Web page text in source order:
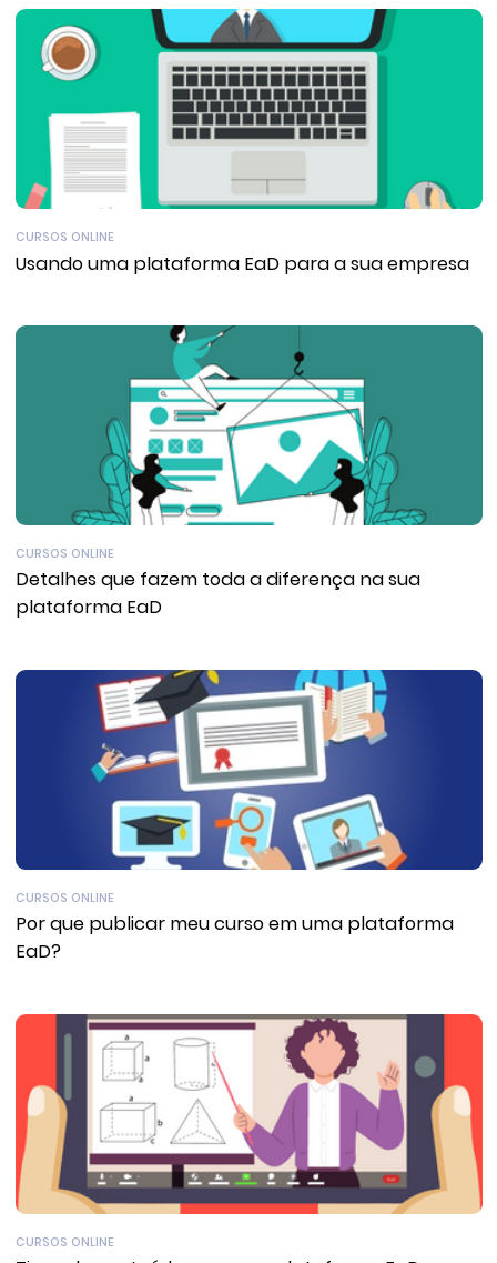
CURSOS ONLINE
Usando uma plataforma EaD para a sua empresa
CURSOS ONLINE
Detalhes que fazem toda a diferença na sua
plataforma EaD
CURSOS ONLINE
Por que publicar meu curso em uma plataforma
EaD?
CURSOS ONLINE